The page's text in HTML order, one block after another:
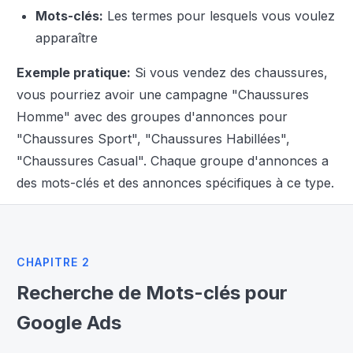
Mots-clés: Les termes pour lesquels vous voulez
apparaître
Exemple pratique: Si vous vendez des chaussures,
vous pourriez avoir une campagne "Chaussures
Homme" avec des groupes d'annonces pour
"Chaussures Sport", "Chaussures Habillées",
"Chaussures Casual". Chaque groupe d'annonces a
des mots-clés et des annonces spécifiques à ce type.
CHAPITRE 2
Recherche de Mots-clés pour
Google Ads